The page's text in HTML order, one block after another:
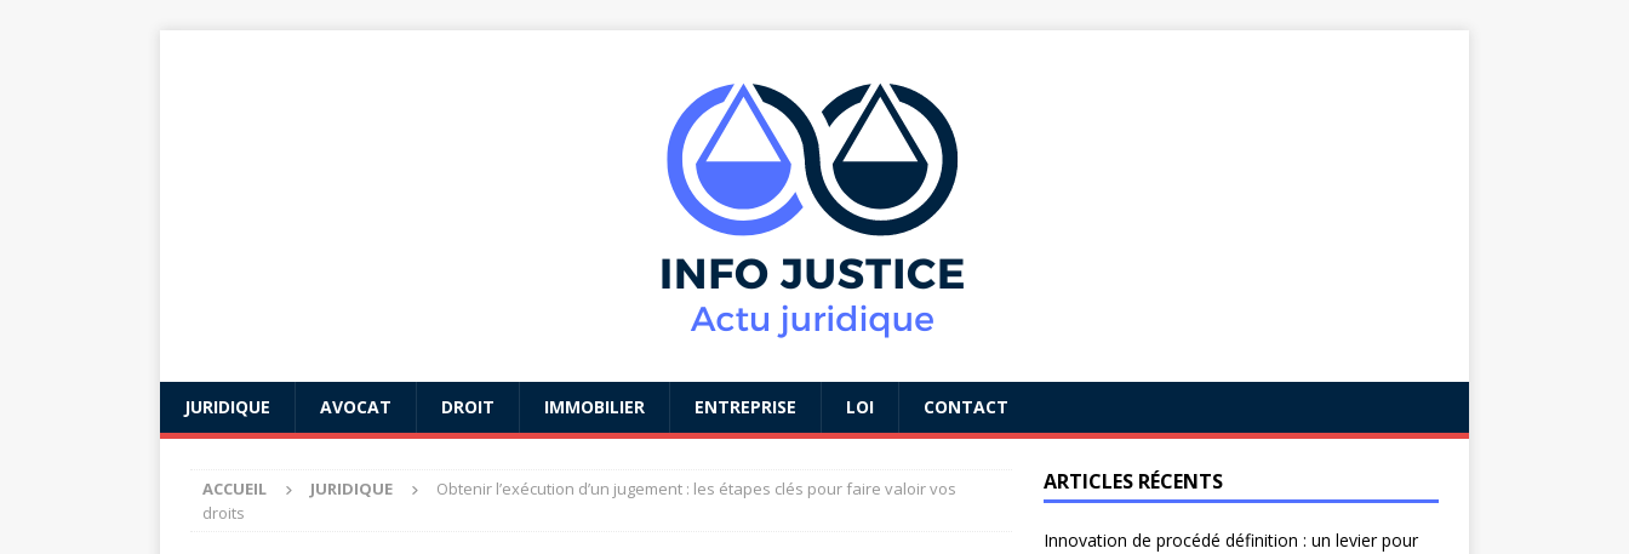
JURIDIQUE AVOCAT DROIT IMMOBILIER ENTREPRISE LOI CONTACT
ACCUEIL JURIDIQUE
Obtenir l’exécution d’un jugement : les étapes clés pour faire valoir vos
droits
ARTICLES RÉCENTS
Innovation de procédé définition : un levier pour